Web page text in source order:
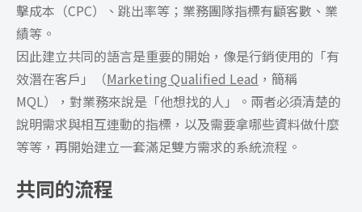
擊成本（CPC）、跳出率等；業務團隊指標有顧客數、業
績等。
因此建立共同的語言是重要的開始，像是行銷使用的「有
效潛在客戶」（Marketing Qualified Lead ，簡稱
MQL），對業務來說是「他想找的人」。兩者必須清楚的
說明需求與相互連動的指標，以及需要拿哪些資料做什麼
等等，再開始建立一套滿足雙方需求的系統流程。
共同的流程